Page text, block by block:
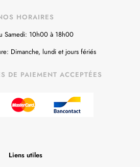
HORAIRES
Samedi: 10h00 à 18h00
Dimanche, lundi et jours fériés
DE PAIEMENT ACCEPTÉES
Liens utiles